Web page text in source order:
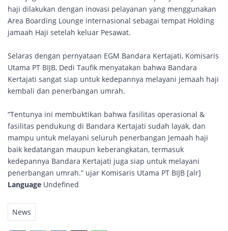
haji dilakukan dengan inovasi pelayanan yang menggunakan
Area Boarding Lounge internasional sebagai tempat Holding
jamaah Haji setelah keluar Pesawat.
Selaras dengan pernyataan EGM Bandara Kertajati, Komisaris
Utama PT BIJB, Dedi Taufik menyatakan bahwa Bandara
Kertajati sangat siap untuk kedepannya melayani jemaah haji
kembali dan penerbangan umrah.
“Tentunya ini membuktikan bahwa fasilitas operasional &
fasilitas pendukung di Bandara Kertajati sudah layak, dan
mampu untuk melayani seluruh penerbangan Jemaah haji
baik kedatangan maupun keberangkatan, termasuk
kedepannya Bandara Kertajati juga siap untuk melayani
penerbangan umrah.” ujar Komisaris Utama PT BIJB [alr]
Language Undefined
News